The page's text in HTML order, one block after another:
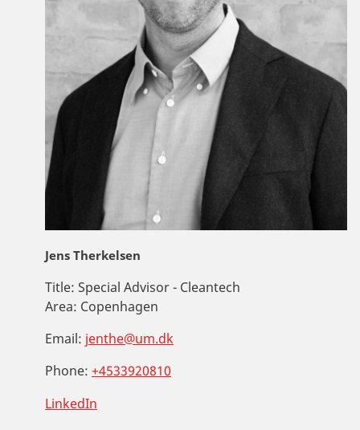
Jens Therkelsen
Title: Special Advisor - Cleantech
Area: Copenhagen
Email: jenthe@um.dk
Phone: +4533920810
LinkedIn